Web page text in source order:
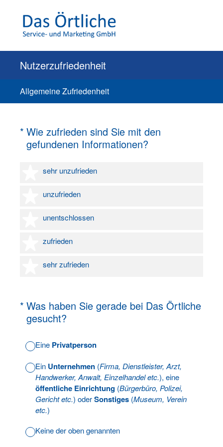
Nutzerzufriedenheit
Allgemeine Zufriedenheit
* Wie zufrieden sind Sie mit den
gefundenen Informationen?
(Erforderlich.)
sehr unzufrieden
1 Stern
unzufrieden
2 Sterne
unentschlossen
3 Sterne
zufrieden
4 Sterne
sehr zufrieden
5 Sterne
* Was haben Sie gerade bei Das Örtliche
gesucht?
(Erforderlich.)
Eine Privatperson
Ein Unternehmen (Firma, Dienstleister, Arzt,
Handwerker, Anwalt, Einzelhandel etc.), eine
öffentliche Einrichtung (Bürgerbüro, Polizei,
Gericht etc.) oderSonstiges (Museum, Verein
etc.)
Keine der oben genannten